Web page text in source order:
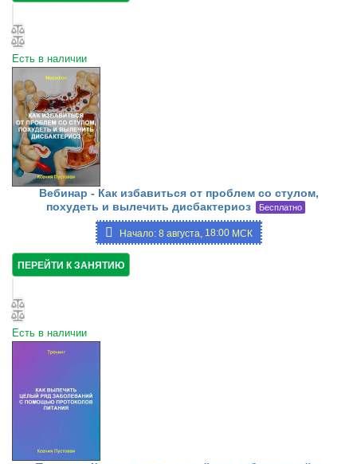
Есть в наличии
Вебинар - Как избавиться от проблем со стулом,
похудеть и вылечить дисбактериоз
Бесплатно
Начало: 8 августа, 18:00МСК
ПЕРЕЙТИ К ЗАНЯТИЮ
Есть в наличии